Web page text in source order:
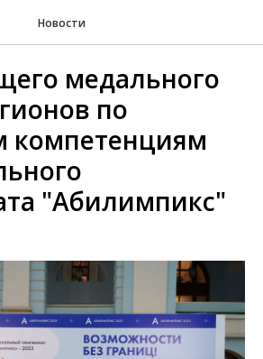
Новости
медального
по
компетенциям
"Абилимпикс"